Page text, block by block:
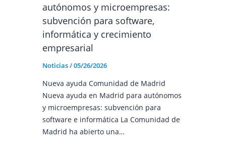
autónomos y microempresas:
subvención para software,
informática y crecimiento
empresarial
Noticias/05/26/2026
Nueva ayuda Comunidad de Madrid
Nueva ayuda en Madrid para autónomos
y microempresas: subvención para
software e informática La Comunidad de
Madrid ha abierto una…